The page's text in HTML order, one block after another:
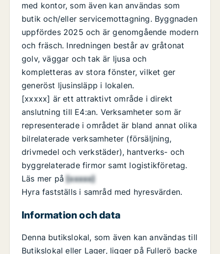
med kontor, som även kan användas som
butik och/eller servicemottagning. Byggnaden
uppfördes 2025 och är genomgående modern
och fräsch. Inredningen består av gråtonat
golv, väggar och tak är ljusa och
kompletteras av stora fönster, vilket ger
generöst ljusinsläpp i lokalen.
[xxxxx] är ett attraktivt område i direkt
anslutning till E4:an. Verksamheter som är
representerade i området är bland annat olika
bilrelaterade verksamheter (försäljning,
drivmedel och verkstäder), hantverks- och
byggrelaterade firmor samt logistikföretag.
Läs mer på[xxxxx]
Hyra fastställs i samråd med hyresvärden.
Information och data
Denna butikslokal, som även kan användas till
Butikslokal eller Lager, ligger på Fullerö backe